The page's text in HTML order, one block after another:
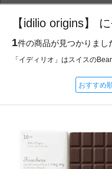
【idilio origins】
1件の商品が見つかりまし
「イディリオ」はスイスの
おすすめ